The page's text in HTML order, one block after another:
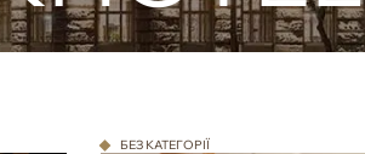
БЕЗ КАТЕГОРІЇ